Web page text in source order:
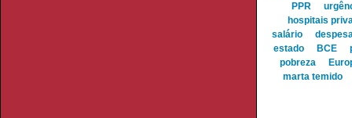
PPR
hospitais
salário
estado
BCE
pobreza
marta temido